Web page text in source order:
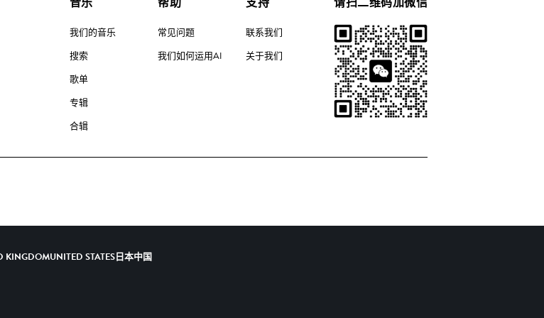
我们的音乐
搜索
歌单
专辑
合辑
常见问题
我们如何运用AI
联系我们
关于我们
KINGDOMUNITED STATES日本中国